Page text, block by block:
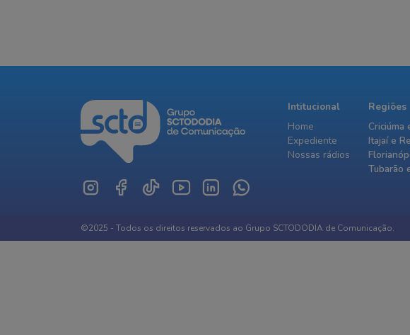
Intitucional
Home
Expediente
Nossas rádios
Regiões
Criciúma
Itajaí e
Tubarão
©2025 - Todos os direitos reservados ao Grupo SCTODODIA de Comunicação.